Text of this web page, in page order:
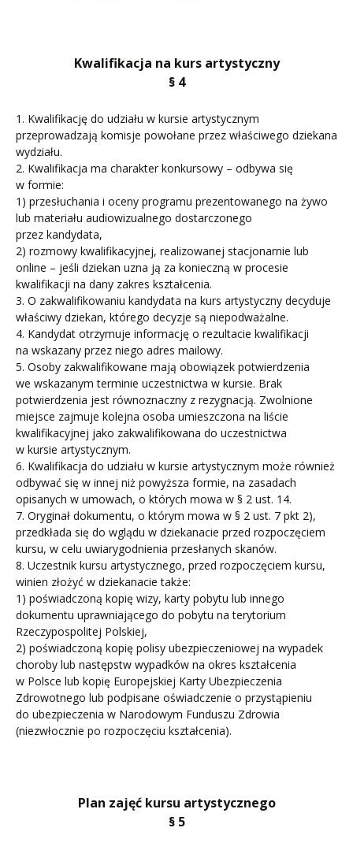
Kwalifikacja na kurs artystyczny
§ 4
1. Kwalifikację do udziału w kursie artystycznym
przeprowadzają komisje powołane przez właściwego dziekana
wydziału.
2. Kwalifikacja ma charakter konkursowy – odbywa się
w formie:
1) przesłuchania i oceny programu prezentowanego na żywo
lub materiału audiowizualnego dostarczonego
przez kandydata,
2) rozmowy kwalifikacyjnej, realizowanej stacjonarnie lub
online – jeśli dziekan uzna ją za konieczną w procesie
kwalifikacji na dany zakres kształcenia.
3. O zakwalifikowaniu kandydata na kurs artystyczny decyduje
właściwy dziekan, którego decyzje są niepodważalne.
4. Kandydat otrzymuje informację o rezultacie kwalifikacji
na wskazany przez niego adres mailowy.
5. Osoby zakwalifikowane mają obowiązek potwierdzenia
we wskazanym terminie uczestnictwa w kursie. Brak
potwierdzenia jest równoznaczny z rezygnacją. Zwolnione
miejsce zajmuje kolejna osoba umieszczona na liście
kwalifikacyjnej jako zakwalifikowana do uczestnictwa
w kursie artystycznym.
6. Kwalifikacja do udziału w kursie artystycznym może również
odbywać się w innej niż powyższa formie, na zasadach
opisanych w umowach, o których mowa w § 2 ust. 14.
7. Oryginał dokumentu, o którym mowa w § 2 ust. 7 pkt 2),
przedkłada się do wglądu w dziekanacie przed rozpoczęciem
kursu, w celu uwiarygodnienia przesłanych skanów.
8. Uczestnik kursu artystycznego, przed rozpoczęciem kursu,
winien złożyć w dziekanacie także:
1) poświadczoną kopię wizy, karty pobytu lub innego
dokumentu uprawniającego do pobytu na terytorium
Rzeczypospolitej Polskiej,
2) poświadczoną kopię polisy ubezpieczeniowej na wypadek
choroby lub następstw wypadków na okres kształcenia
w Polsce lub kopię Europejskiej Karty Ubezpieczenia
Zdrowotnego lub podpisane oświadczenie o przystąpieniu
do ubezpieczenia w Narodowym Funduszu Zdrowia
(niezwłocznie po rozpoczęciu kształcenia).
Plan zajęć kursu artystycznego
§ 5